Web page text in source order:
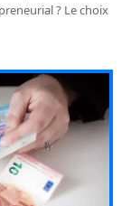
? Le choix